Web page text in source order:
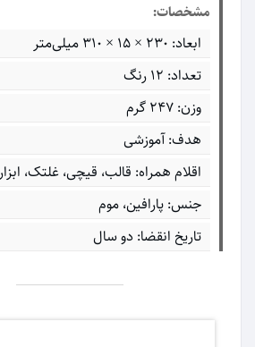
مشخصات:
ابعاد: ۲۳۰ × ۱۵ × ۳۱۰ میلی‌متر
تعداد: 12 رنگ
وزن: 247 گرم
هدف: آموزشی
اقلام همراه: قالب، قیچی، غلتک، ابزار
جنس: پارافین، موم
تاریخ انقضا: دو سال